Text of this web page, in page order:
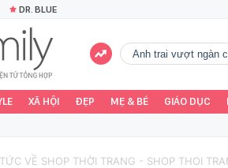
DR. BLUE
Anh trai vượt ngàn
XÃ HỘI ĐẸP MẸ & BÉ GIÁO DỤC
VỀ SHOP THỜI TRANG - SHOP THOI